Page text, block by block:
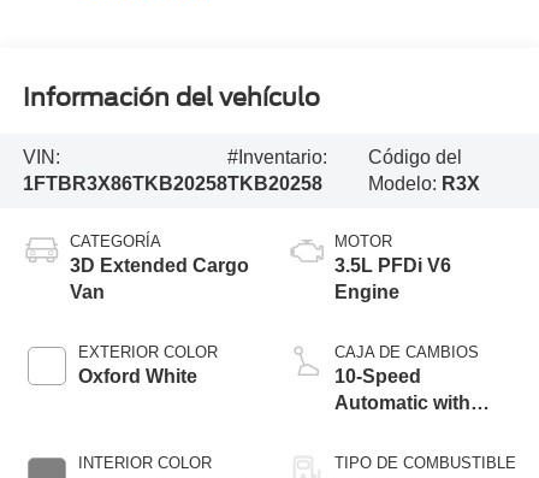
Información del vehículo
VIN:
1FTBR3X86TKB20258
#Inventario:
TKB20258
Código del
Modelo: R3X
CATEGORÍA
3D Extended Cargo
Van
EXTERIOR COLOR
Oxford White
INTERIOR COLOR
MOTOR
3.5L PFDi V6
Engine
CAJA DE CAMBIOS
10-Speed
Automatic with
TIPO DE COMBUSTIBLE